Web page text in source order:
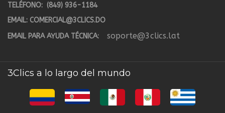
TELÉFONO: (849) 936-1184
EMAIL: COMERCIAL@3CLICS.DO
EMAIL PARA AYUDA TÉCNICA:
soporte@3clics.lat
3Clics a lo largo del mundo